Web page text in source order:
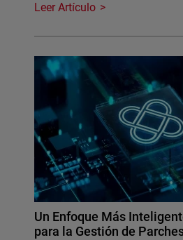
Leer Artículo
Un Enfoque Más
para la Gestión de